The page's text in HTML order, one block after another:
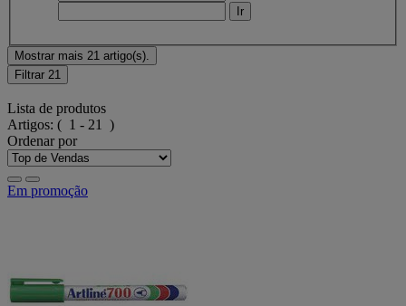
Mostrar mais 21 artigo(s).
Filtrar 21
Lista de produtos
Artigos: ( 1 - 21 )
Ordenar por
Em promoção